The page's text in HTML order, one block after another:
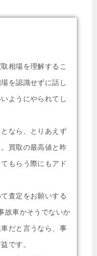
相場を理解するこ
を認識せずに話し
ようにやられてし
なら、とりあえず
買取の最高値と昨
もらう際にもアド
査定をお願いする
故車かそうでないか
だと言うなら、事
です。